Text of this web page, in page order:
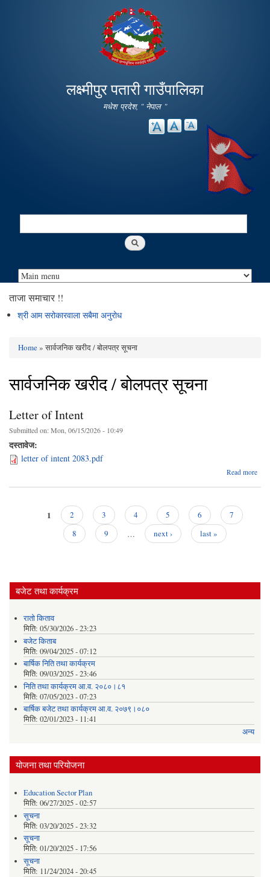
main
content
लक्ष्मीपुर पतारी गाउँपालिका
मधेश प्रदेश, " नेपाल "
Search
ताजा समाचार !!
श्री आम सरोकारवाला सबैमा अनुरोध
Home» सार्वजनिक खरीद / बोलपत्र सूचना
सार्वजनिक खरीद / बोलपत्र सूचना
Letter of Intent
Submitted on:Mon, 06/15/2026 - 10:49
दस्तावेज:
letter of intent 2083.pdf
Read more
1 2 3 4 5 6
7
8
9 … next › last »
बजेट तथा कार्यक्रम
रातो किताव
मिति: 05/30/2026 - 23:23
बजेट किताब
मिति: 09/04/2025 - 07:12
बार्षिक निति तथा कार्यक्रम
मिति: 09/03/2025 - 23:46
निति तथा कार्यक्रम आ.व. २०८०।८१
मिति: 07/05/2023 - 07:23
बार्षिक बजेट तथा कार्यक्रम आ.व. २०७९।०८०
मिति: 02/01/2023 - 11:41
अन्य
योजना तथा परियोजना
Education Sector Plan
मिति: 06/27/2025 - 02:57
सूचना
मिति: 03/20/2025 - 23:32
सूचना
मिति: 01/20/2025 - 17:56
सूचना
मिति: 11/24/2024 - 20:45